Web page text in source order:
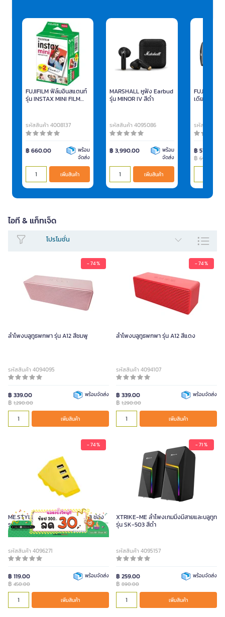
FUJIFILM ฟิล์มอินสแตนท์
รุ่น INSTAX MINI FILM
รหัสสินค้า 4008137
฿ 660.00
พร้อม
จัดส่ง
เพิ่มสินค้า
MARSHALL หูฟัง Earbud
รุ่น MINOR IV สีดำ
รหัสสินค้า 4095086
฿ 3,990.00
พร้อม
จัดส่ง
เพิ่มสินค้า
FUJIFILM
เดียว
รหัสสินค้า
฿ 575.00
฿ 690.00
ไอที & แก็ทเจ็ด
โปรโมชั่น
- 74 %
ลำโพงบลูทูธพกพา รุ่น A12 สีชมพู
รหัสสินค้า 4094095
฿ 339.00
฿ 1,290.00
พร้อมจัดส่ง
เพิ่มสินค้า
- 74 %
ลำโพงบลูทูธพกพา รุ่น A12 สีแดง
รหัสสินค้า 4094107
฿ 339.00
฿ 1,290.00
พร้อมจัดส่ง
เพิ่มสินค้า
- 74 %
ME.STYLE อุปกรณ์ต่อพ่วง USB 3 ช่อง
รูปสับปะรด
รหัสสินค้า 4096271
฿ 119.00
฿ 450.00
พร้อมจัดส่ง
เพิ่มสินค้า
- 71 %
XTRIKE-ME ลำโพงเกมมิ่งมีสายและบลูทูท
รุ่น SK-503 สีดำ
รหัสสินค้า 4095157
฿ 259.00
฿ 890.00
พร้อมจัดส่ง
เพิ่มสินค้า